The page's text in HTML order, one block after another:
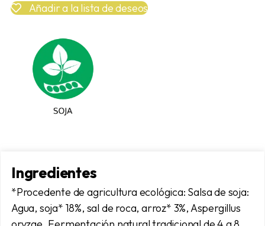
Añadir a la lista de deseos
Ingredientes
*Procedente de agricultura ecológica: Salsa de soja:
Agua, soja* 18%, sal de roca, arroz* 3%, Aspergillus